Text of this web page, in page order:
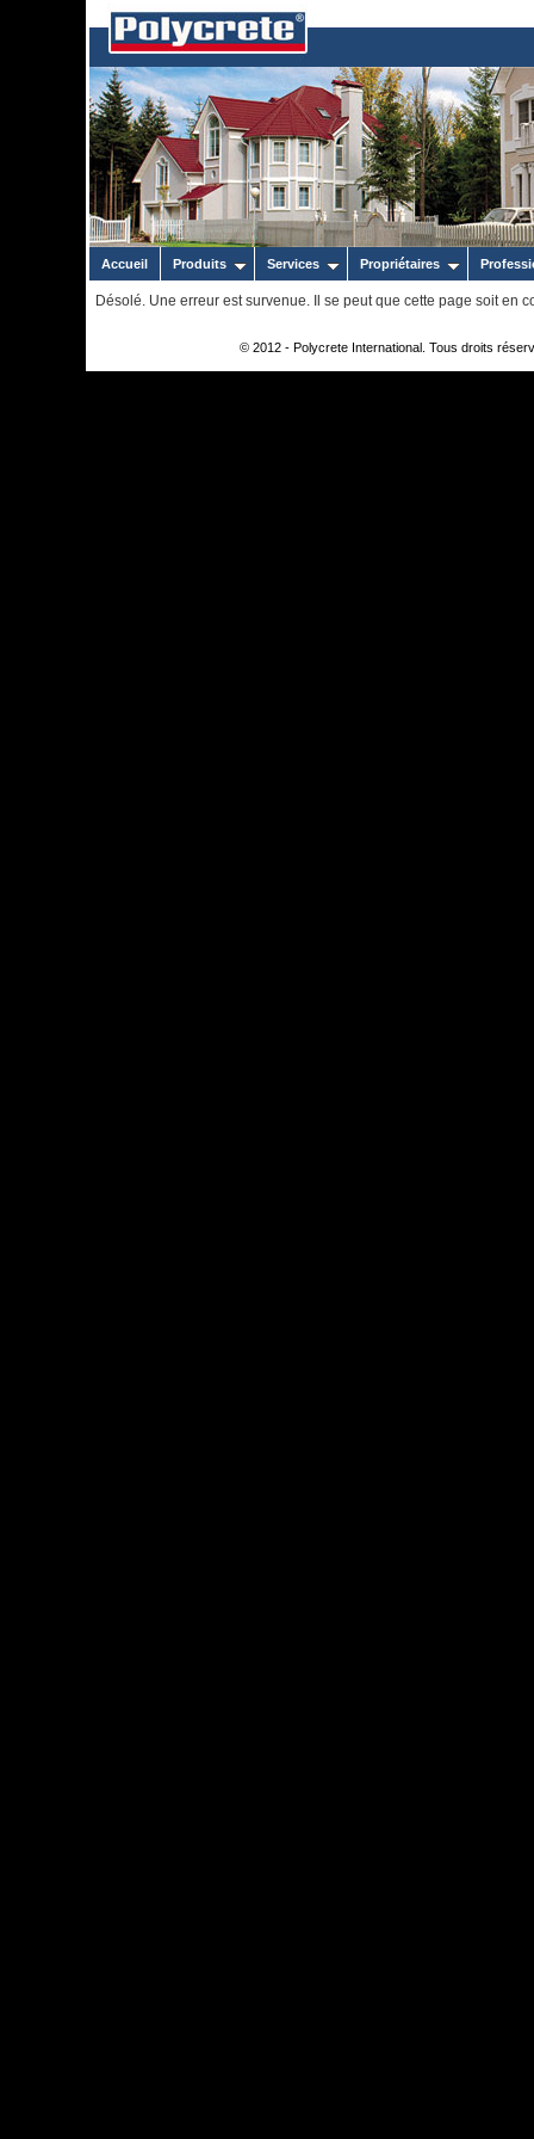
Accueil Produits Services Propriétaires
Désolé. Une erreur est survenue. Il se peut que cette page soit en
© 2012 - Polycrete International. Tous droits